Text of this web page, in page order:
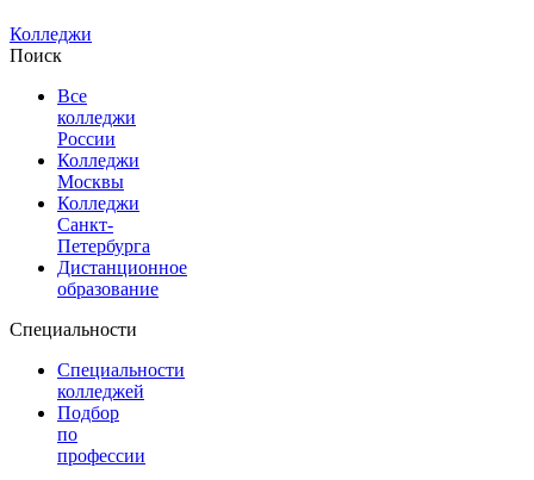
Колледжи
Поиск
Все
колледжи
России
Колледжи
Москвы
Колледжи
Санкт-
Петербурга
Дистанционное
образование
Специальности
Специальности
колледжей
Подбор
по
профессии